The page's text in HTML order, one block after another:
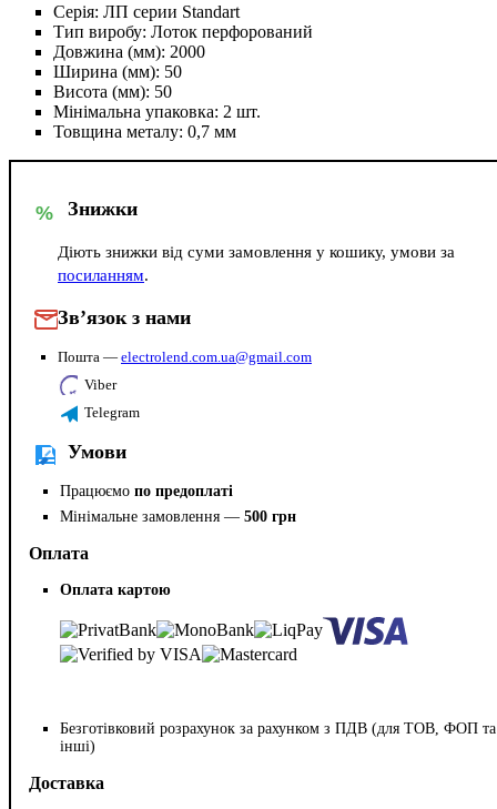
Серія: ЛП серии Standart
Тип виробу: Лоток перфорований
Довжина (мм): 2000
Ширина (мм): 50
Висота (мм): 50
Мінімальна упаковка: 2 шт.
Товщина металу: 0,7 мм
% Знижки
Діють знижки від суми замовлення у кошику, умови за
посиланням.
Зв’язок з нами
Пошта — electrolend.com.ua@gmail.com
Viber
Telegram
Умови
Працюємо по предоплаті
Мінімальне замовлення — 500 грн
Оплата
Оплата картою
Безготівковий розрахунок за рахунком з ПДВ (для ТОВ, ФОП та
інші)
Доставка